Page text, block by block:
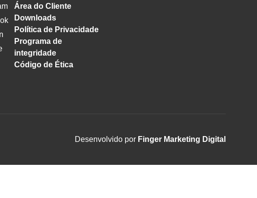
Área do Cliente
Downloads
Política de Privacidade
Programa de
integridade
Código de Ética
Desenvolvido por Finger Marketing Digital